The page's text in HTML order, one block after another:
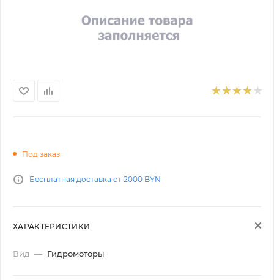
Под заказ
Бесплатная доставка от 2000 BYN
ХАРАКТЕРИСТИКИ
Вид — Гидромоторы